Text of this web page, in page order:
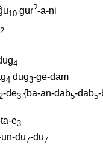
10 gur?-a-ni
2
4
4 dug3-ge-dam
2-de3 {ba-an-dab5-dab5-
e3
du7-du7